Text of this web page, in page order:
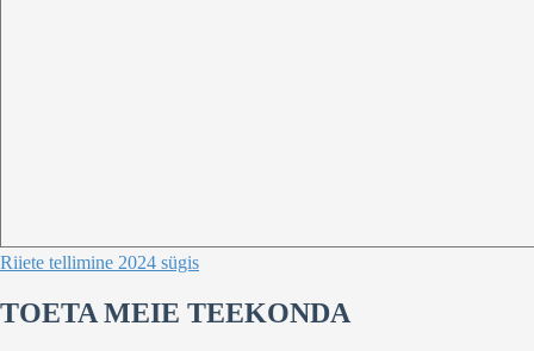
Riiete tellimine 2024 sügis
TOETA MEIE TEEKONDA